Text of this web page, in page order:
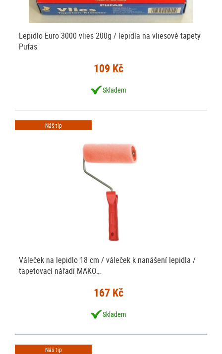
Lepidlo Euro 3000 vlies 200g / lepidla na vliesové tapety
Pufas
109 Kč
Skladem
Náš tip
Váleček na lepidlo 18 cm / váleček k nanášení lepidla /
tapetovací nářadí MAKO…
167 Kč
Skladem
Náš tip